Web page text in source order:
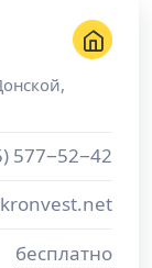
,
577−52−42
бесплатно